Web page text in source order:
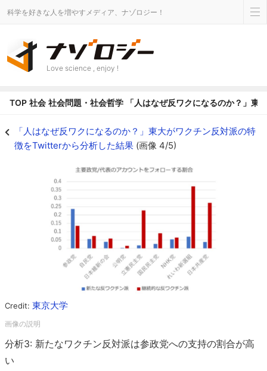
科学を好きな人を増やすメディア、ナゾロジー！
Love science , enjoy !
TOP 社会 社会問題・社会哲学 「人はなぜ反ワクになるのか？」
「人はなぜ反ワクになるのか？」東大がワクチン反対派の特
徴をTwitterから分析した結果 (画像 4/5)
Credit: 東京大学
分析3: 新たなワクチン反対派は参政党への支持の割合が高
い